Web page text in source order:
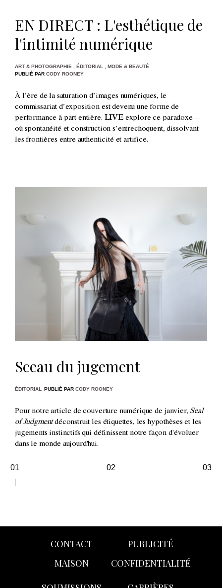
EN DIRECT : L'esthétique de
l'intimité numérique
ART & PHOTOGRAPHIE ÉDITORIAL
MODE & BEAUTÉ
PUBLIÉ PAR CODY ROONEY
À l’ère de la saturation d’images numériques, le
commissariat d’exposition est devenu une forme de
performance à part entière. LIVEexplore ce paradoxe –
où spontanéité et construction s’entrechoquent, dissolvant
les frontières entre authenticité et artifice.
Sceau du jugement
ÉDITORIAL PUBLIÉ PAR CODY ROONEY
Pour notre article de couverture numérique de janvier, Seal
of Judgmentdéconstruit les étiquettes, les hypothèses et les
jugements instinctifs qui définissent notre façon d'évoluer
dans le monde aujourd'hui.
01 02 03
CONTACT
MAISON
PUBLICITÉ
CONFIDENTIALITÉ